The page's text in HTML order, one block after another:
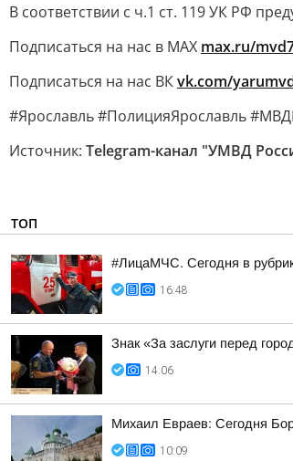
В соответствии с ч.1 ст. 119 УК РФ
Подписаться на нас в МАХ max.ru/
Подписаться на нас ВКvk.com/
#Ярославль #ПолицияЯрославль
Источник: Telegram-канал "УМВД
ТОП
#ЛицаМЧС. Сегодня в
16:48
Знак «За заслуги перед
14:06
Михаил Евраев: Сегодня
10:09